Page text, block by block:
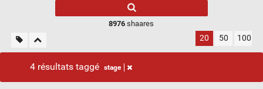
8976 shaares
20 50 100
4 résultats taggé stage